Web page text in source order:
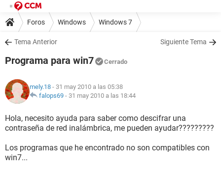
Foros Windows Windows 7
Tema Anterior Siguiente Tema
Programa para win7 Cerrado
mely.18 - 31 may 2010 a las 05:38
falops69 - 31 may 2010 a las 18:44
Hola, necesito ayuda para saber como descifrar una
contraseña de red inalámbrica, me pueden ayudar?????????
Los programas que he encontrado no son compatibles con
win7...